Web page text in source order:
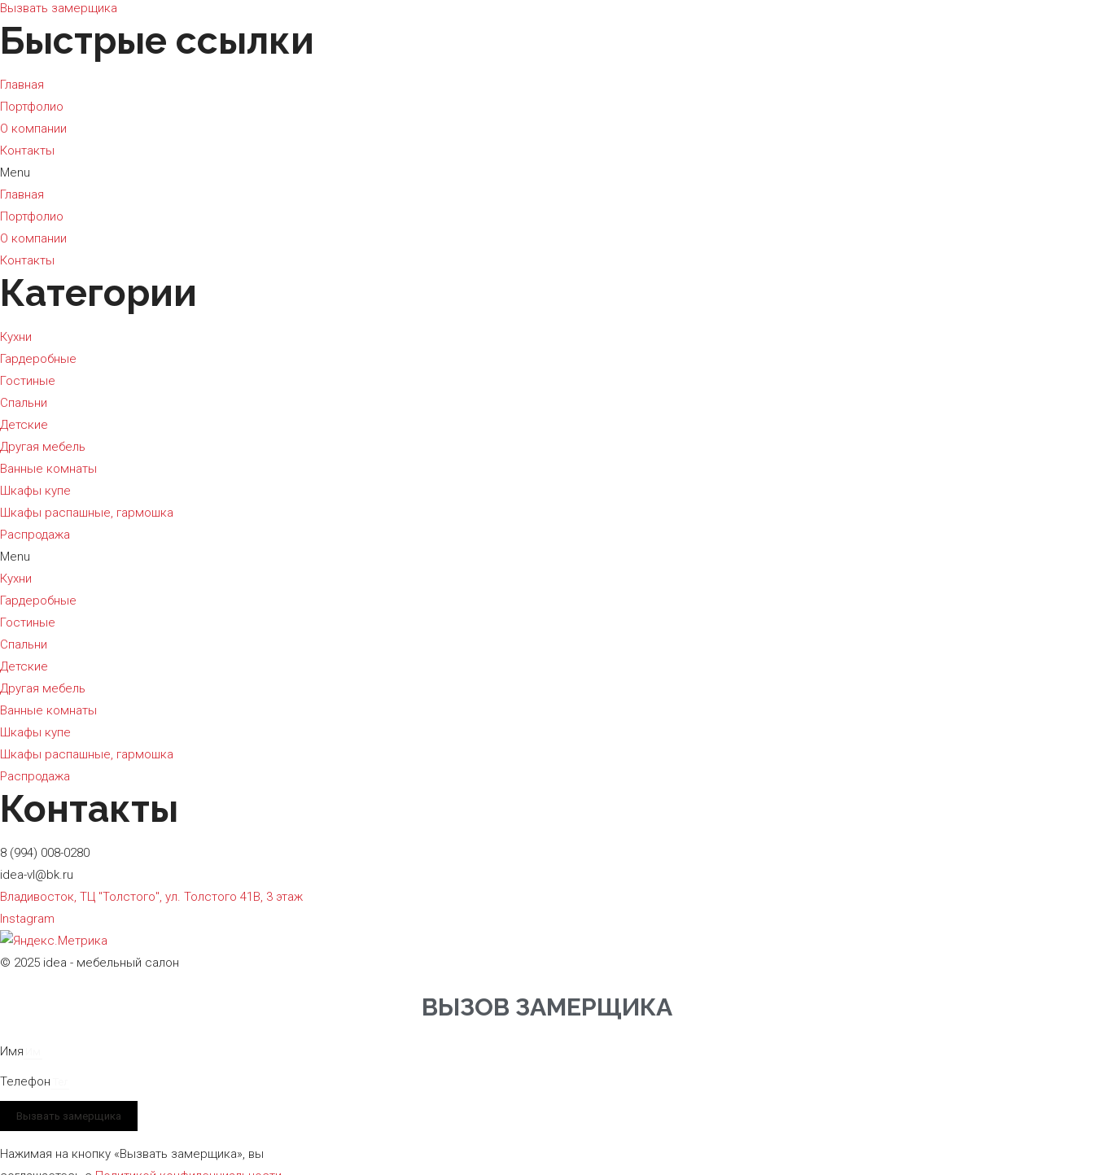
Вызвать замерщика
Быстрые ссылки
Главная
Портфолио
О компании
Контакты
Menu
Главная
Портфолио
О компании
Контакты
Категории
Кухни
Гардеробные
Гостиные
Спальни
Детские
Другая мебель
Ванные комнаты
Шкафы купе
Шкафы распашные, гармошка
Распродажа
Menu
Кухни
Гардеробные
Гостиные
Спальни
Детские
Другая мебель
Ванные комнаты
Шкафы купе
Шкафы распашные, гармошка
Распродажа
Контакты
8 (994) 008-0280
idea-vl@bk.ru
Владивосток, ТЦ "Толстого", ул. Толстого 41В, 3 этаж
Instagram
© 2025 idea - мебельный салон
ВЫЗОВ ЗАМЕРЩИКА
Имя
Телефон
Вызвать замерщика
Нажимая на кнопку «Вызвать замерщика», вы